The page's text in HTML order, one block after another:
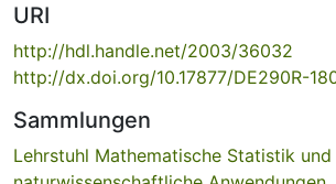
URI
http://hdl.handle.net/2003/36032
http://dx.doi.org/10.17877/DE290R-
Sammlungen
Lehrstuhl Mathematische Statistik und